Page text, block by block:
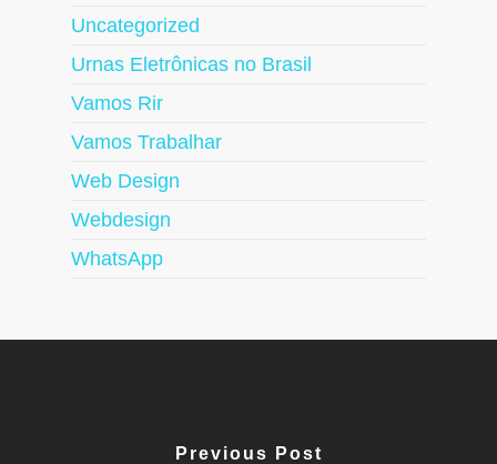
Uncategorized
Urnas Eletrônicas no Brasil
Vamos Rir
Vamos Trabalhar
Web Design
Webdesign
WhatsApp
Previous Post